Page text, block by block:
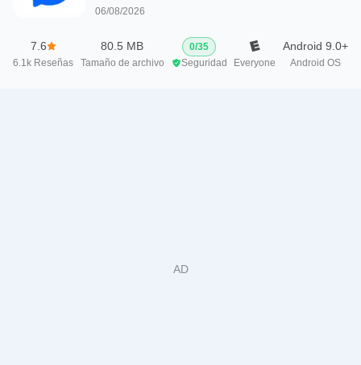
06/08/2026
7.6
6.1k Reseñas
80.5 MB
Tamaño de archivo
0/35
Seguridad
Everyone
Android 9.0+
Android OS